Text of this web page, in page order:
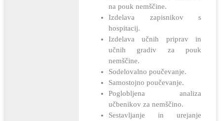
na pouk nemščine.
Izdelava zapisnikov s
hospitacij.
Izdelava učnih priprav in
učnih gradiv za pouk
nemščine.
Sodelovalno poučevanje.
Samostojno poučevanje.
Poglobljena analiza
učbenikov za nemščino.
Sestavljanje in urejanje